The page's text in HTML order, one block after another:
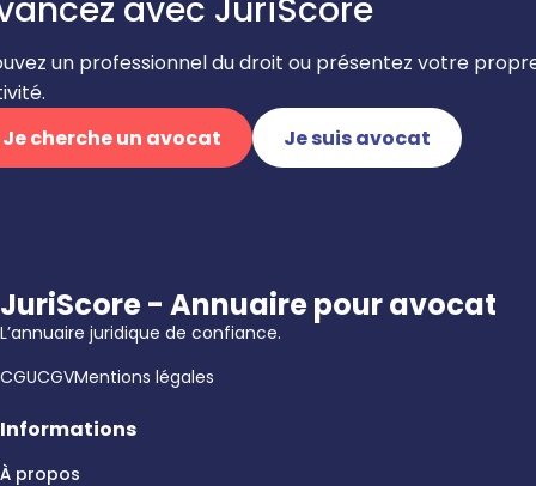
avec JuriScore
un professionnel du droit ou présentez votre
Je cherche un avocat
Je suis avocat
JuriScore - Annuaire pour avocat
L’annuaire juridique de confiance.
CGUCGVMentions légales
Informations
À propos